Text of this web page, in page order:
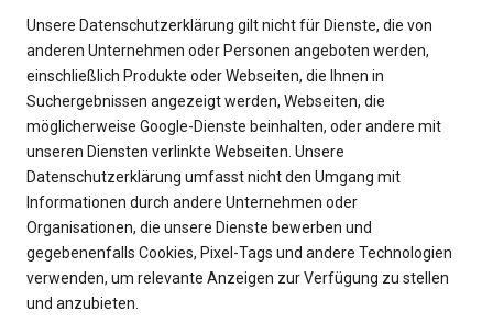
Unsere Datenschutzerklärung gilt nicht für Dienste, die von
anderen Unternehmen oder Personen angeboten werden,
einschließlich Produkte oder Webseiten, die Ihnen in
Suchergebnissen angezeigt werden, Webseiten, die
möglicherweise Google-Dienste beinhalten, oder andere mit
unseren Diensten verlinkte Webseiten. Unsere
Datenschutzerklärung umfasst nicht den Umgang mit
Informationen durch andere Unternehmen oder
Organisationen, die unsere Dienste bewerben und
gegebenenfalls Cookies, Pixel-Tags und andere Technologien
verwenden, um relevante Anzeigen zur Verfügung zu stellen
und anzubieten.